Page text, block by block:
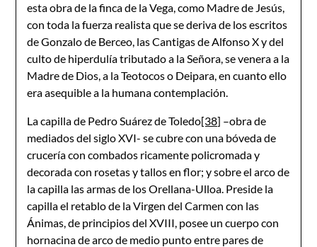
esta obra de la finca de la Vega, como Madre de Jesús,
con toda la fuerza realista que se deriva de los escritos
de Gonzalo de Berceo, las Cantigas de Alfonso X y del
culto de hiperdulía tributado a la Señora, se venera a la
Madre de Dios, a la Teotocos o Deipara, en cuanto ello
era asequible a la humana contemplación.
La capilla de Pedro Suárez de Toledo[38] –obra de
mediados del siglo XVI- se cubre con una bóveda de
crucería con combados ricamente policromada y
decorada con rosetas y tallos en flor; y sobre el arco de
la capilla las armas de los Orellana-Ulloa. Preside la
capilla el retablo de la Virgen del Carmen con las
Ánimas, de principios del XVIII, posee un cuerpo con
hornacina de arco de medio punto entre pares de